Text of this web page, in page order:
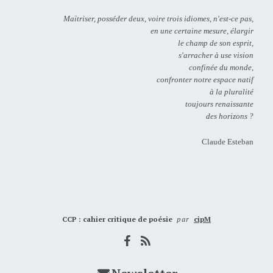
Maïtriser, posséder deux, voire trois idiomes, n'est-ce pas,
en une certaine mesure, élargir
le champ de son esprit,
s'arracher à use vision
confinée du monde,
confronter notre espace natif
à la pluralité
toujours renaissante
des horizons ?
Claude Esteban
CCP : cahier critique de poésie par cipM